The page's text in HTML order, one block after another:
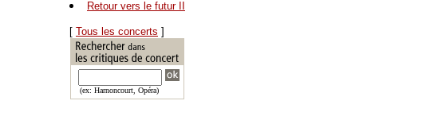
Retour vers le futur II
[ Tous les concerts ]
(ex: Harnoncourt, Opéra)